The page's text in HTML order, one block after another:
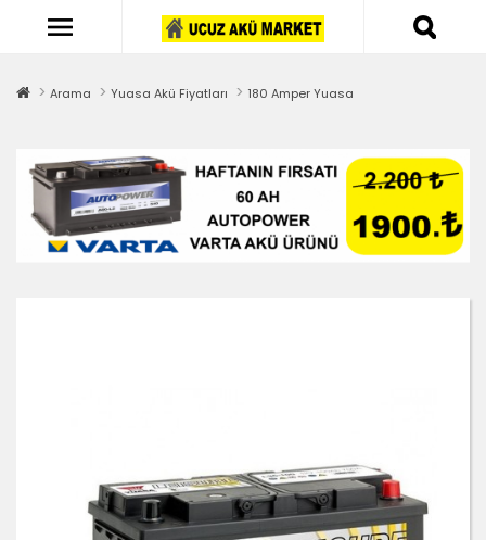
Arama Yuasa Akü Fiyatları 180 Amper Yuasa